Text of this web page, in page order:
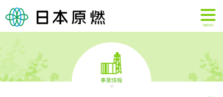
MENU
事業情報